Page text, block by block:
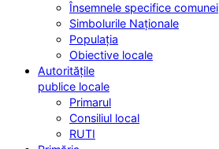
Însemnele specifice comunei
Simbolurile Naționale
Populația
Obiective locale
Autoritățile
publice locale
Primarul
Consiliul local
RUTI